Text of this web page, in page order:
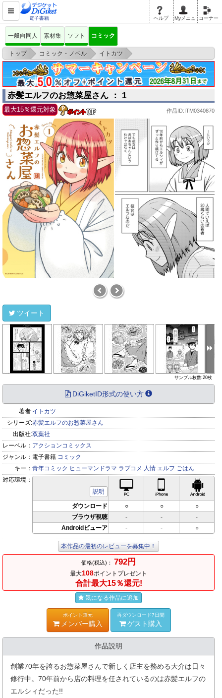
電子書籍 ヘルプ Myメニュ コーナー
一般向同人 素材集 ソフト コミック
トップ > コミック・ノベル > イトカツ
>
赤髪エルフのお惣菜屋さん ： 1
赤髪エルフのお惣菜屋さん ： 1
最大15％還元対象 作品ID:ITM0340870
ツイート
サンプル枚数:20枚
DiGiketID形式の使い方
著者:イトカツ
シリーズ:赤髪エルフのお惣菜屋さん
出版社:双葉社
レーベル： アクションコミックス
ジャンル： 電子書籍 コミック
キー： 青年コミック ヒューマンドラマ ラブコメ 人情 エルフ ごはん
対応環境：
説明
iPhone対応
ダウンロード ○ ○
○
ブラウザ視聴
- -
-
Androidビューア
- - ○
本作品の最初のレビューを募集中！
価格(税込)： 792円
最大108ポイントプレゼント
合計最大15％還元!
気になる作品に追加
ポイント還元
メンバー購入
再ダウンロード7日間
ゲスト購入
作品説明
創業70年を誇るお惣菜屋さんで新しく店主を務める大介は日々
修行中。70年前から店の料理を任されているのは赤髪エルフの
エルシィだった!!